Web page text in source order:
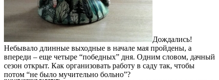
Дождались!
Небывало длинные выходные в начале мая пройдены, а
впереди – еще четыре “победных” дня. Одним словом, дачный
сезон открыт. Как организовать работу в саду так, чтобы
потом “не было мучительно больно”?